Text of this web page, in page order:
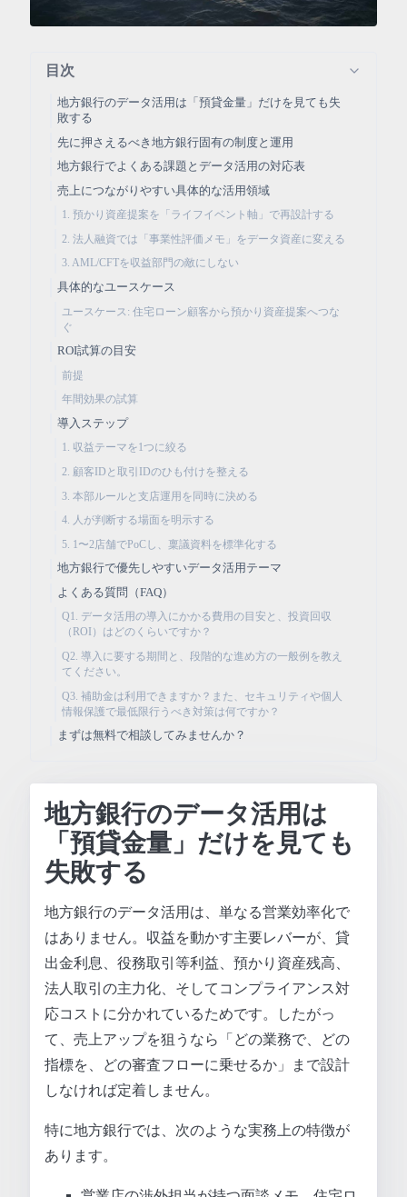
目次
地方銀行のデータ活用は「預貸金量」だけを見ても失
敗する
先に押さえるべき地方銀行固有の制度と運用
地方銀行でよくある課題とデータ活用の対応表
売上につながりやすい具体的な活用領域
1. 預かり資産提案を「ライフイベント軸」で再設計する
2. 法人融資では「事業性評価メモ」をデータ資産に変える
3. AML/CFTを収益部門の敵にしない
具体的なユースケース
ユースケース: 住宅ローン顧客から預かり資産提案へつな
ぐ
ROI試算の目安
前提
年間効果の試算
導入ステップ
1. 収益テーマを1つに絞る
2. 顧客IDと取引IDのひも付けを整える
3. 本部ルールと支店運用を同時に決める
4. 人が判断する場面を明示する
5. 1〜2店舗でPoCし、稟議資料を標準化する
地方銀行で優先しやすいデータ活用テーマ
よくある質問（FAQ）
Q1. データ活用の導入にかかる費用の目安と、投資回収
（ROI）はどのくらいですか？
Q2. 導入に要する期間と、段階的な進め方の一般例を教え
てください。
Q3. 補助金は利用できますか？また、セキュリティや個人
情報保護で最低限行うべき対策は何ですか？
まずは無料で相談してみませんか？
地方銀行のデータ活用は
「預貸金量」だけを見ても
失敗する
地方銀行のデータ活用は、単なる営業効率化で
はありません。収益を動かす主要レバーが、貸
出金利息、役務取引等利益、預かり資産残高、
法人取引の主力化、そしてコンプライアンス対
応コストに分かれているためです。したがっ
て、売上アップを狙うなら「どの業務で、どの
指標を、どの審査フローに乗せるか」まで設計
しなければ定着しません。
特に地方銀行では、次のような実務上の特徴が
あります。